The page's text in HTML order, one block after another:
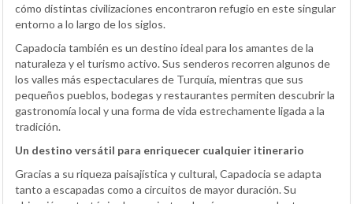
cómo distintas civilizaciones encontraron refugio en este singular
entorno a lo largo de los siglos.
Capadocia también es un destino ideal para los amantes de la
naturaleza y el turismo activo. Sus senderos recorren algunos de
los valles más espectaculares de Turquía, mientras que sus
pequeños pueblos, bodegas y restaurantes permiten descubrir la
gastronomía local y una forma de vida estrechamente ligada a la
tradición.
Un destino versátil para enriquecer cualquier itinerario
Gracias a su riqueza paisajística y cultural, Capadocia se adapta
tanto a escapadas como a circuitos de mayor duración. Su